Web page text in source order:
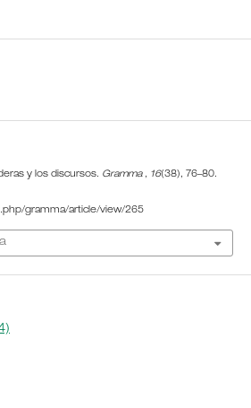
y los discursos. Gramma , 16(38), 76–80.
gramma/article/view/265